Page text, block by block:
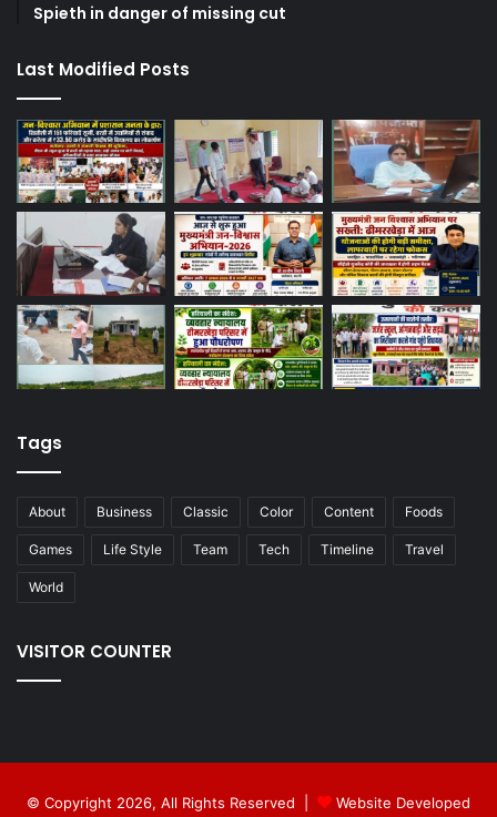
Spieth in danger of missing cut
Last Modified Posts
Tags
About Business Classic Color Content Foods
Games Life Style Team Tech Timeline Travel
World
VISITOR COUNTER
© Copyright 2026, All Rights Reserved | Website Developed